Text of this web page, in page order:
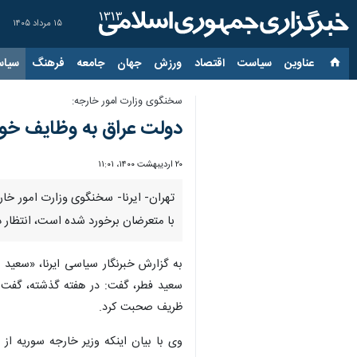
۱۵ مرداد ۱۴۰۵
عناوین‌ سیاست اقتصاد ورزش جهان جامعه فرهنگ
سخنگوی وزارت امور خارجه:
دولت عراق به وظایف
۲۰ اردیبهشت ۱۴۰۰، ۱۱:۰۱